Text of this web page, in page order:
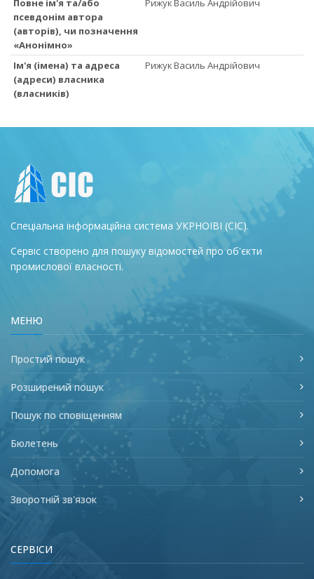
Повне ім'я та/або
псевдонім автора
(авторів), чи позначення
«Анонімно»
Рижук Василь Андрійович
Ім'я (імена) та адреса
(адреси) власника
(власників)
Рижук Василь Андрійович
Спеціальна інформаційна система УКРНОІВІ (СІС).
Сервіс створено для пошуку відомостей про об'єкти
промислової власності.
МЕНЮ
Простий пошук
Розширений пошук
Пошук по сповіщенням
Бюлетень
Допомога
Зворотній зв'язок
СЕРВІСИ